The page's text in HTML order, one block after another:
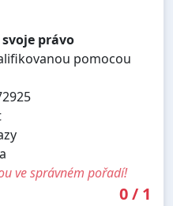
právo
pomocou
ve správném pořadí!
0/ 1